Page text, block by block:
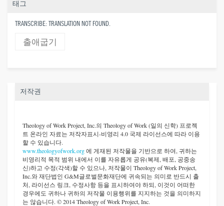
태그
TRANSCRIBE: TRANSLATION NOT FOUND.
출애굽기
저작권
Theology of Work Project, Inc.의 Theology of Work (일의 신학) 프로젝
트 온라인 자료는 저작자표시-비영리 4.0 국제 라이선스에 따라 이용
할 수 있습니다.
www.theologyofwork.org에 게재된 저작물을 기반으로 하여, 귀하는
비영리적 목적 범위 내에서 이를 자유롭게 공유(복제, 배포, 공중송
신)하고 수정(각색)할 수 있으나, 저작물이 Theology of Work Project,
Inc.와 재단법인 G&M글로벌문화재단에 귀속되는 의미로 반드시 출
처, 라이선스 링크, 수정사항 등을 표시하여야 하되, 이것이 어떠한
경우에도 귀하나 귀하의 저작물 이용행위를 지지하는 것을 의미하지
는 않습니다. © 2014 Theology of Work Project, Inc.